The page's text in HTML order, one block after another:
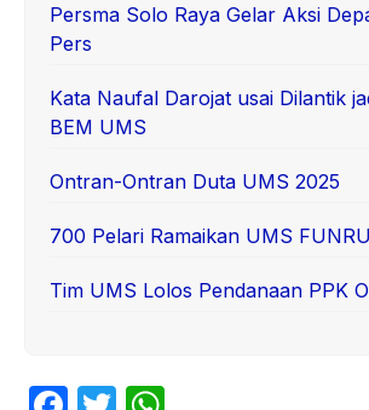
Persma Solo Raya Gelar Aksi
Pers
Kata Naufal Darojat usai Dilantik
BEM UMS
Ontran-Ontran Duta UMS 2025
700 Pelari Ramaikan UMS
Tim UMS Lolos Pendanaan PPK